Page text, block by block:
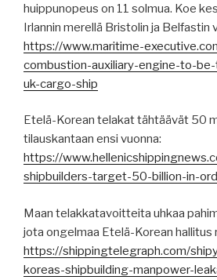
huippunopeus on 11 solmua. Koe
Irlannin merellä Bristolin ja Belfastin
https://www.maritime-
combustion-auxiliary-engine-to-
uk-cargo-ship
Etelä-Korean telakat tähtäävät 50
tilauskantaan ensi vuonna:
https://
shipbuilders-target-50-billion-in-
Maan telakkatavoitteita uhkaa
jota ongelmaa Etelä-Korean hallitus
https://shippingtelegraph.com/
koreas-shipbuilding-manpower-